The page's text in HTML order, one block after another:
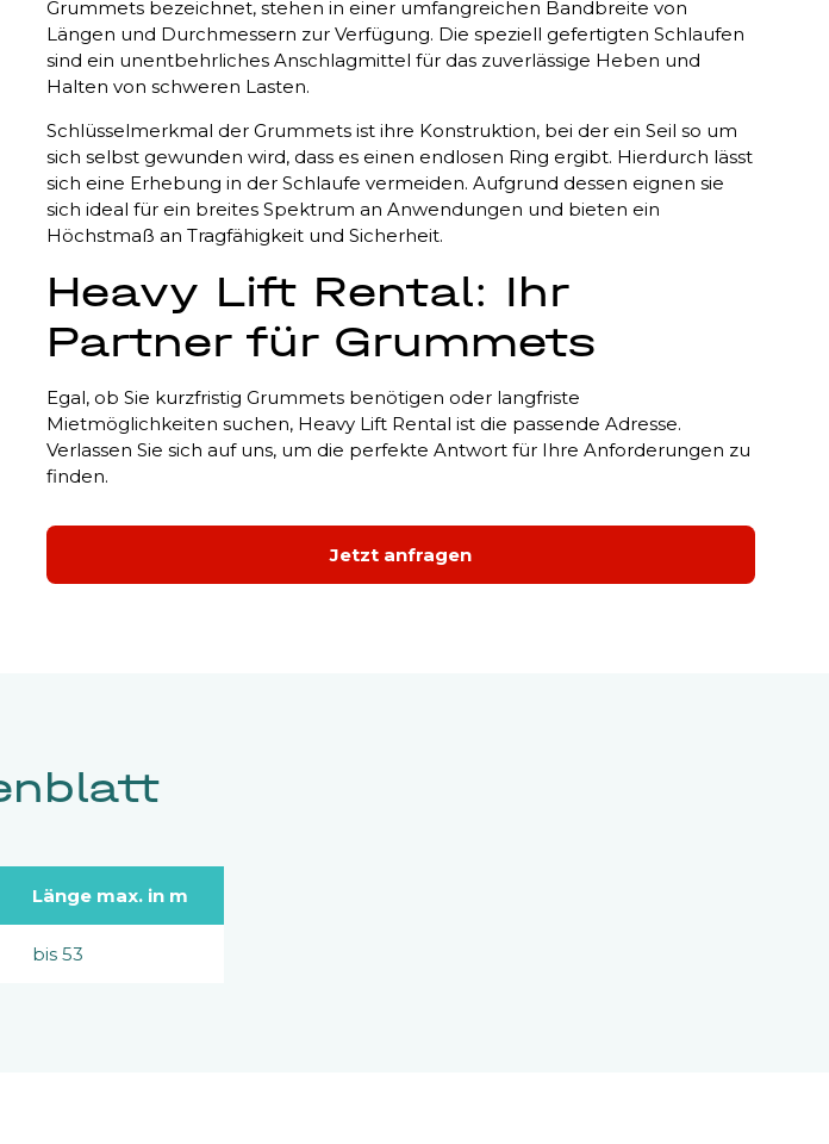
Grummets bezeichnet, stehen in einer umfangreichen Bandbreite von
Längen und Durchmessern zur Verfügung. Die speziell gefertigten Schlaufen
sind ein unentbehrliches Anschlagmittel für das zuverlässige Heben und
Halten von schweren Lasten.
Schlüsselmerkmal der Grummets ist ihre Konstruktion, bei der ein Seil so um
sich selbst gewunden wird, dass es einen endlosen Ring ergibt. Hierdurch lässt
sich eine Erhebung in der Schlaufe vermeiden. Aufgrund dessen eignen sie
sich ideal für ein breites Spektrum an Anwendungen und bieten ein
Höchstmaß an Tragfähigkeit und Sicherheit.
Heavy Lift Rental: Ihr
Partner für Grummets
Egal, ob Sie kurzfristig Grummets benötigen oder langfriste
Mietmöglichkeiten suchen, Heavy Lift Rental ist die passende Adresse.
Verlassen Sie sich auf uns, um die perfekte Antwort für Ihre Anforderungen zu
finden.
Jetzt anfragen
Länge max. in m
bis 53